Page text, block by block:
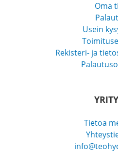
Oma
Usein
Rekisteri- ja
Tietoa